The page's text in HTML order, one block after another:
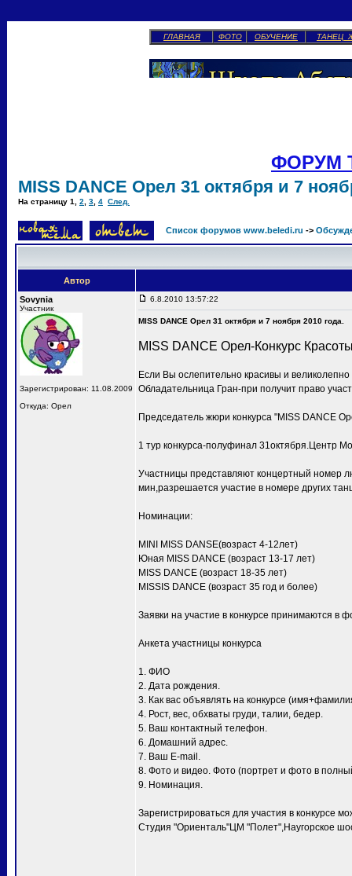
ГЛАВНАЯ ФОТО ОБУЧЕНИЕ ТАНЕЦ
ФОРУМ
MISS DANCE Орел 31 октября и 7
На страницу 1 2 3 4 След.
Список форумов www.beledi.ru ->
Автор
Sovynia
Участник
Зарегистрирован: 11.08.2009
Откуда: Орел
6.8.2010 13:57:22
MISS DANCE Орел 31 октября и 7 ноября 2010 года.
MISS DANCE Орел-Конкурс
Если Вы ослепительно красивы и
Обладательница Гран-при получит право
Председатель жюри конкурса "MISS DANCE
1 тур конкурса-полуфинал 31октября.Центр
Участницы представляют концертный номер
мин,разрешается участие в номере других
Номинации:
MINI MISS DANSE(возраст 4-12лет)
Юная MISS DANCE (возраст 13-17 лет)
MISS DANCE (возраст 18-35 лет)
MISSIS DANCE (возраст 35 год и более)
Заявки на участие в конкурсе принимаются в
Анкета участницы конкурса
1. ФИО
2. Дата рождения.
3. Как вас объявлять на конкурсе
4. Рост, вес, обхваты груди, талии, бедер.
5. Ваш контактный телефон.
6. Домашний адрес.
7. Ваш E-mail.
8. Фото и видео. Фото (портрет и фото в
9. Номинация.
Зарегистрироваться для участия в конкурсе
Студия "Ориенталь"ЦМ "Полет",Наугорское